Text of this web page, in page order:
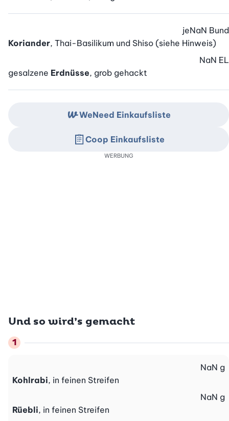
Koriander, Thai-Basilikum und Shiso (siehe Hinweis)
jeNaN Bund
gesalzene Erdnüsse, grob gehackt
NaN EL
Und so wird’s gemacht
Kohlrabi, in feinen Streifen
NaN g
Rüebli, in feinen Streifen
NaN g
WeNeed Einkaufsliste
Coop Einkaufsliste
WERBUNG